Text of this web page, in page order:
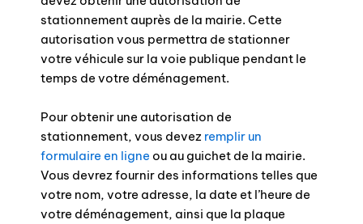
stationnement auprès de la mairie. Cette
autorisation vous permettra de stationner
votre véhicule sur la voie publique pendant le
temps de votre déménagement.
Pour obtenir une autorisation de
stationnement, vous devez remplir un
formulaire en ligne ou au guichet de la mairie.
Vous devrez fournir des informations telles que
votre nom, votre adresse, la date et l’heure de
votre déménagement, ainsi que la plaque